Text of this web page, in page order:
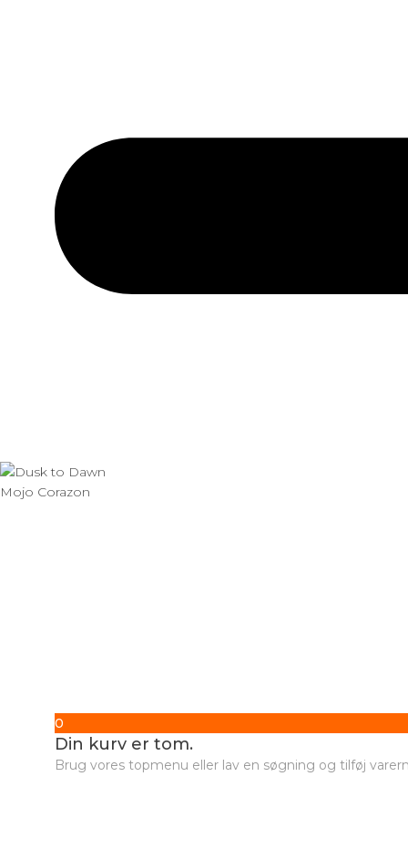
0
Din kurv er tom.
Brug vores topmenu eller lav en søgning og tilføj